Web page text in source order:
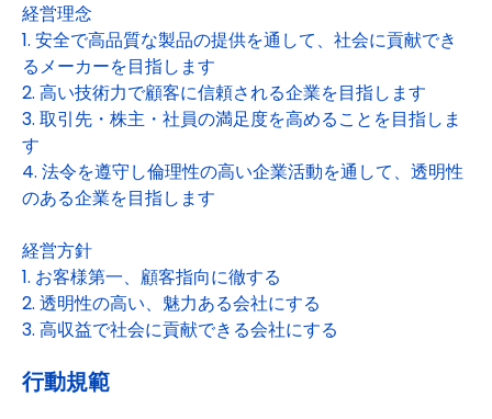
経営理念
1. 安全で高品質な製品の提供を通して、社会に貢献でき
るメーカーを目指します
2. 高い技術力で顧客に信頼される企業を目指します
3. 取引先・株主・社員の満足度を高めることを目指しま
す
4. 法令を遵守し倫理性の高い企業活動を通して、透明性
のある企業を目指します
経営方針
1. お客様第一、顧客指向に徹する
2. 透明性の高い、魅力ある会社にする
3. 高収益で社会に貢献できる会社にする
行動規範